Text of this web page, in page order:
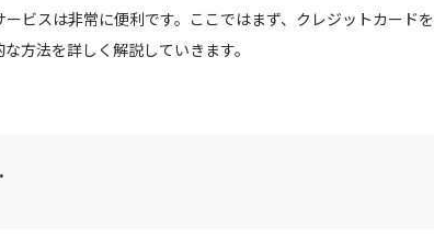
ビスは非常に便利です。ここではまず、クレジットカードを
方法を詳しく解説していきます。